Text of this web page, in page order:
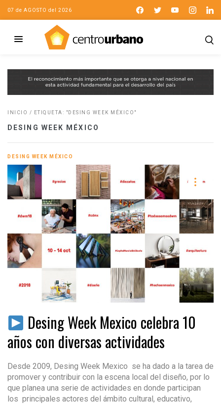
07 de AGOSTO del 2026
INICIO / ETIQUETA: "DESING WEEK MÉXICO"
DESING WEEK MÉXICO
DESING WEEK MÉXICO
Desing Week Mexico celebra 10
años con diversas actividades
Desde 2009, Desing Week Mexico se ha dado a la tarea de
promover y contribuir con la escena local del diseño, por lo
que planea una serie de actividades en donde participan
los principales actores del ámbito cultural, educativo,